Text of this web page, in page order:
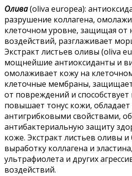
Олива(oliva europea):
разрушение коллагена,
клеточном уровне, защищая от
воздействий, разглаживает
Экстракт листьев оливы (oliva
мощнейшие антиоксиданты и
омолаживает кожу на
клеточные мембраны, защищает
от повреждений и способствует
повышает тонус кожи,
антигрибковыми свойствами,
антибактериальную защиту
коже. Экстракт листьев оливы
выработку коллагена и
ультрафиолета и других
воздействий.